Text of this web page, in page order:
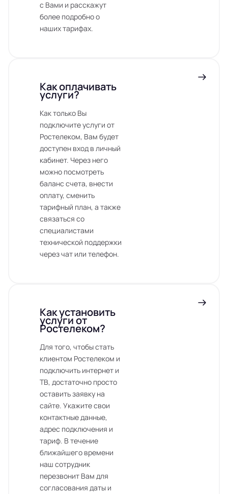
с Вами и расскажут
более подробно о
наших тарифах.
Как оплачивать
услуги?
Как только Вы
подключите услуги от
Ростелеком, Вам будет
доступен вход в личный
кабинет. Через него
можно посмотреть
баланс счета, внести
оплату, сменить
тарифный план, а также
связаться со
специалистами
технической поддержки
через чат или телефон.
Как установить
услуги от
Ростелеком?
Для того, чтобы стать
клиентом Ростелеком и
подключить интернет и
ТВ, достаточно просто
оставить заявку на
сайте. Укажите свои
контактные данные,
адрес подключения и
тариф. В течение
ближайшего времени
наш сотрудник
перезвонит Вам для
согласования даты и